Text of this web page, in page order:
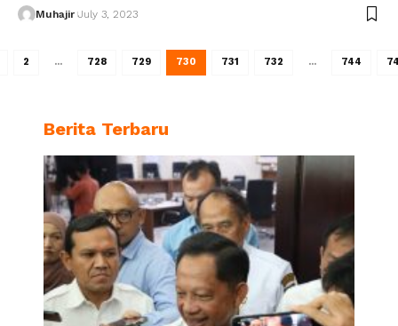
Muhajir July 3, 2023
2 … 728 729 730 731 732 … 744
Berita Terbaru